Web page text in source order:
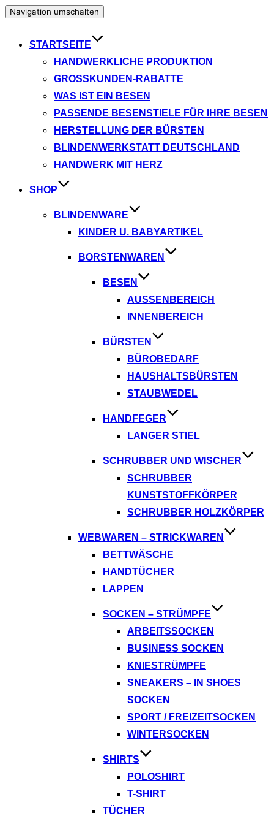
Navigation umschalten
STARTSEITE
HANDWERKLICHE PRODUKTION
GROSSKUNDEN-RABATTE
WAS IST EIN BESEN
PASSENDE BESENSTIELE FÜR IHRE BESEN
HERSTELLUNG DER BÜRSTEN
BLINDENWERKSTATT DEUTSCHLAND
HANDWERK MIT HERZ
SHOP
BLINDENWARE
KINDER U. BABYARTIKEL
BORSTENWAREN
BESEN
AUSSENBEREICH
INNENBEREICH
BÜRSTEN
BÜROBEDARF
HAUSHALTSBÜRSTEN
STAUBWEDEL
HANDFEGER
LANGER STIEL
SCHRUBBER UND WISCHER
SCHRUBBER
KUNSTSTOFFKÖRPER
SCHRUBBER HOLZKÖRPER
WEBWAREN – STRICKWAREN
BETTWÄSCHE
HANDTÜCHER
LAPPEN
SOCKEN – STRÜMPFE
ARBEITSSOCKEN
BUSINESS SOCKEN
KNIESTRÜMPFE
SNEAKERS – IN SHOES
SOCKEN
SPORT / FREIZEITSOCKEN
WINTERSOCKEN
SHIRTS
POLOSHIRT
T-SHIRT
TÜCHER